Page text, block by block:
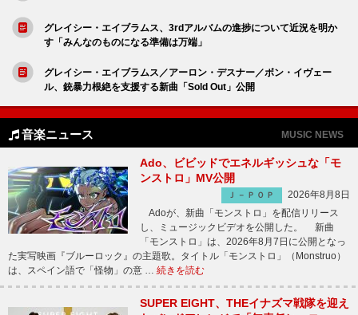
グレイシー・エイブラムス、3rdアルバムの進捗について近況を明か
す「みんなのものになる準備は万端」
グレイシー・エイブラムス／アーロン・デスナー／ボン・イヴェー
ル、銃暴力根絶を支援する新曲「Sold Out」公開
音楽ニュース MUSIC NEWS
Ado、ビビッドでエネルギッシュな「モ
ンストロ」MV公開
Ｊ－ＰＯＰ
2026年8月8日
Adoが、新曲「モンストロ」を配信リリース
し、ミュージックビデオを公開した。 新曲
「モンストロ」は、2026年8月7日に公開となっ
た実写映画『ブルーロック』の主題歌。タイトル「モンストロ」（Monstruo）
は、スペイン語で「怪物」の意 … 続きを読む
SUPER EIGHT、THEイナズマ戦隊を迎え